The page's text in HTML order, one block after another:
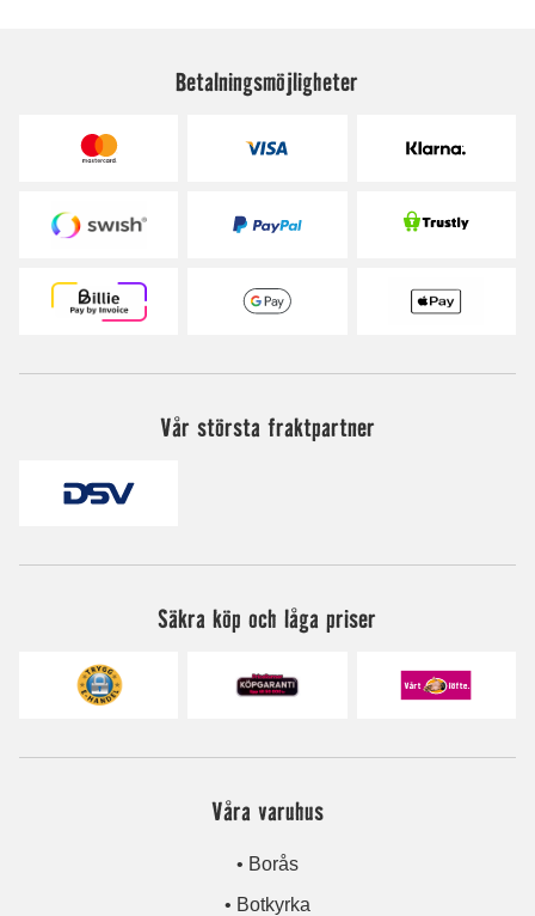
Betalningsmöjligheter
Vår största fraktpartner
Säkra köp och låga priser
Våra varuhus
• Borås
• Botkyrka